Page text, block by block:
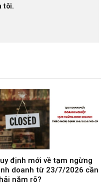
tôi.
định mới về tạm ngừng
doanh từ 23/7/2026 cần
nắm rõ?